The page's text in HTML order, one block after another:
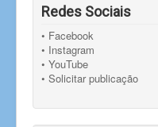
Redes Sociais
• Facebook
• Instagram
• YouTube
• Solicitar publicação